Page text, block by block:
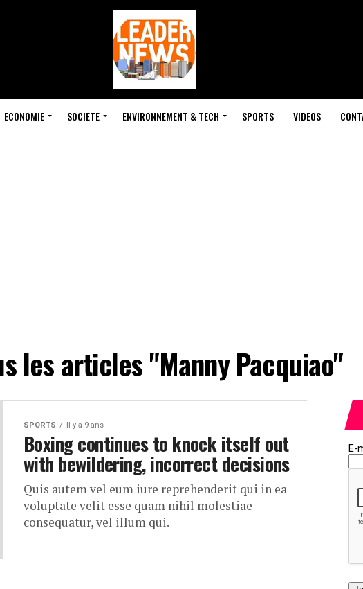
ECONOMIE SOCIETE ENVIRONNEMENT & TECH SPORTS VIDEOS
les articles "Manny Pacquiao"
SPORTS Il y a 9 ans
Boxing continues to knock itself out
with bewildering, incorrect decisions
Quis autem vel eum iure reprehenderit qui in ea
voluptate velit esse quam nihil molestiae
consequatur, vel illum qui.
E-